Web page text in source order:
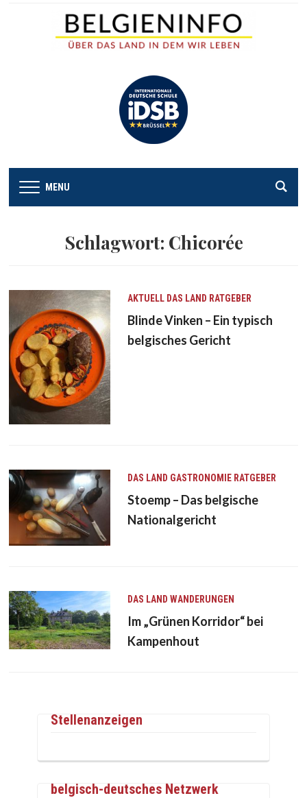
MENU
Schlagwort: Chicorée
AKTUELL DAS LAND RATGEBER
Blinde Vinken – Ein typisch
belgisches Gericht
DAS LAND GASTRONOMIE RATGEBER
Stoemp – Das belgische
Nationalgericht
DAS LAND WANDERUNGEN
Im „Grünen Korridor“ bei
Kampenhout
Stellenanzeigen
belgisch-deutsches Netzwerk